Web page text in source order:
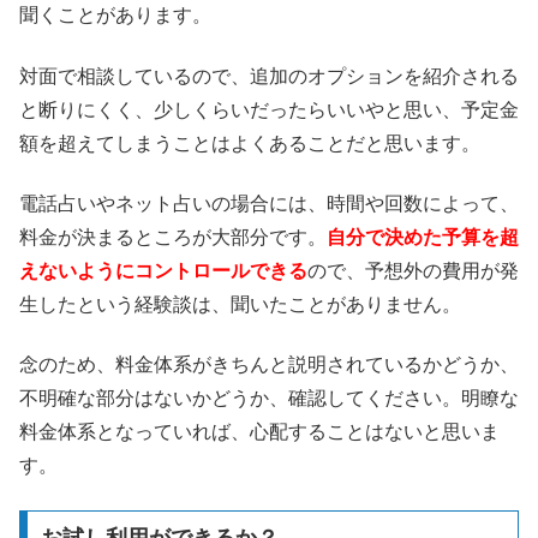
聞くことがあります。
対面で相談しているので、追加のオプションを紹介される
と断りにくく、少しくらいだったらいいやと思い、予定金
額を超えてしまうことはよくあることだと思います。
電話占いやネット占いの場合には、時間や回数によって、
料金が決まるところが大部分です。
自分で決めた予算を超
えないようにコントロールできるので、予想外の費用が発
生したという経験談は、聞いたことがありません。
念のため、料金体系がきちんと説明されているかどうか、
不明確な部分はないかどうか、確認してください。明瞭な
料金体系となっていれば、心配することはないと思いま
す。